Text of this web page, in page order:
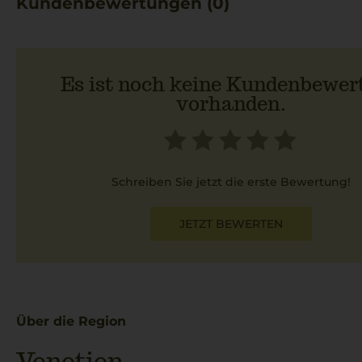
Es ist noch keine
vorhanden.
Schreiben Sie jetzt die erste Bewertung!
JETZT BEWERTEN
Über die Region